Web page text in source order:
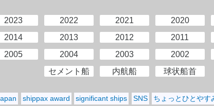
2023 2022 2021 2020
2014 2013 2012 2011
2005 2004 2003 2002
セメント船
内航船 球状船首
shippax award significant ships SNS ちょっとひとやす